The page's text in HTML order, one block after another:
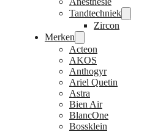
Tandtechniek
Zircon
Merken
Acteon
AKOS
Anthogyr
Ariel Quetin
Astra
Bien Air
BlancOne
Bossklein